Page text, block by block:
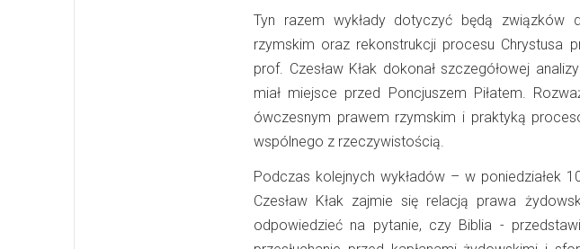
Tyn razem wykłady dotyczyć będą związków
rzymskim oraz rekonstrukcji procesu Chrystusa
prof. Czesław Kłak dokonał szczegółowej
miał miejsce przed Poncjuszem Piłatem.
ówczesnym prawem rzymskim i praktyką
wspólnego z rzeczywistością.
Podczas kolejnych wykładów – w poniedziałek
Czesław Kłak zajmie się relacją prawa
odpowiedzieć na pytanie, czy Biblia -